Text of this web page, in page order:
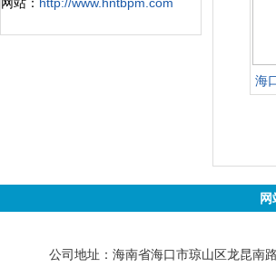
海
公司地址：海南省海口市琼山区龙昆南